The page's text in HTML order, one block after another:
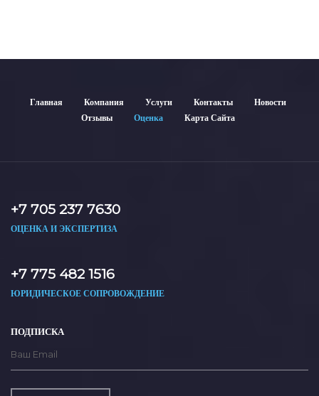
Главная Компания Услуги Контакты
Новости
Отзывы
Оценка Карта Сайта
+7 705 237 7630
ОЦЕНКА И ЭКСПЕРТИЗА
+7 775 482 1516
ЮРИДИЧЕСКОЕ СОПРОВОЖДЕНИЕ
ПОДПИСКА